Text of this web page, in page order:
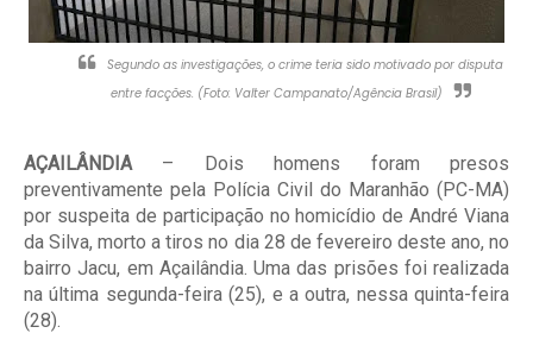
Segundo as investigações, o crime teria sido motivado por disputa
entre facções. (Foto: Valter Campanato/Agência Brasil)
AÇAILÂNDIA– Dois homens foram presos
preventivamente pela Polícia Civil do Maranhão (PC-MA)
por suspeita de participação no homicídio de André Viana
da Silva, morto a tiros no dia 28 de fevereiro deste ano, no
bairro Jacu, em Açailândia. Uma das prisões foi realizada
na última segunda-feira (25), e a outra, nessa quinta-feira
(28).